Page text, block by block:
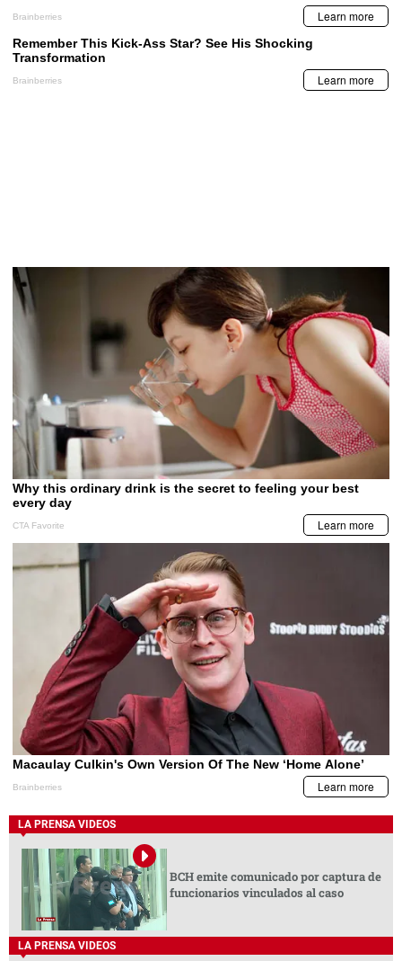
LA PRENSA VIDEOS
BCH emite comunicado por captura de
funcionarios vinculados al caso
LA PRENSA VIDEOS